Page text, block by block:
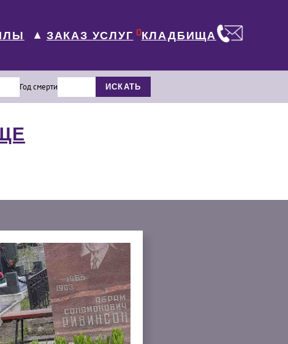
▼ ЗАКАЗ УСЛУГ 0КЛАДБИЩА
Год смерти ИСКАТЬ